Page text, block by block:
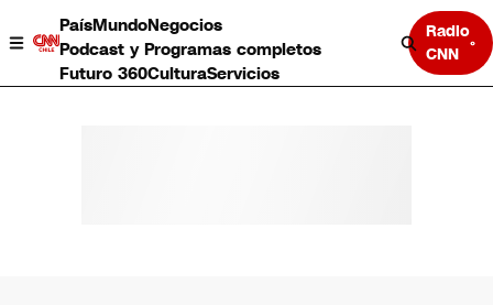
PaísMundoNegocios
Podcast y Programas completos
Futuro 360CulturaServicios
Radio
CNN